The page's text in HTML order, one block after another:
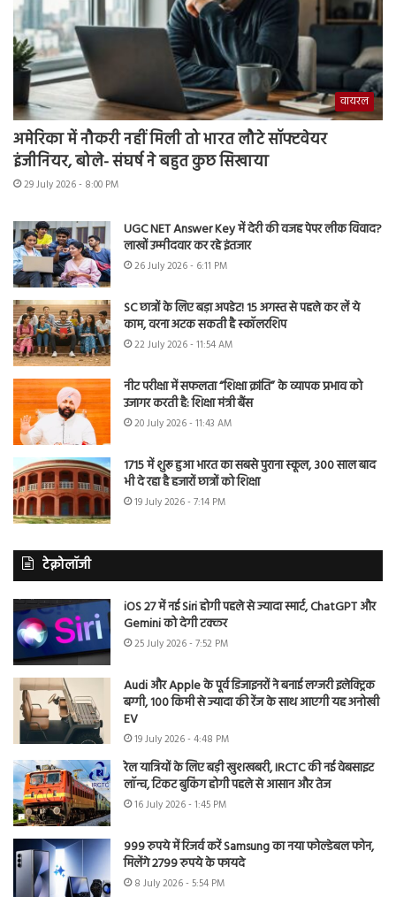
वायरल
अमेरिका में नौकरी नहीं मिली तो भारत लौटे सॉफ्टवेयर
इंजीनियर, बोले- संघर्ष ने बहुत कुछ सिखाया
29 July 2026 - 8:00 PM
UGC NET Answer Key में देरी की वजह पेपर लीक विवाद?
लाखों उम्मीदवार कर रहे इंतजार
26 July 2026 - 6:11 PM
SC छात्रों के लिए बड़ा अपडेट! 15 अगस्त से पहले कर लें ये
काम, वरना अटक सकती है स्कॉलरशिप
22 July 2026 - 11:54 AM
नीट परीक्षा में सफलता “शिक्षा क्रांति” के व्यापक प्रभाव को
उजागर करती है: शिक्षा मंत्री बैंस
20 July 2026 - 11:43 AM
1715 में शुरू हुआ भारत का सबसे पुराना स्कूल, 300 साल बाद
भी दे रहा है हजारों छात्रों को शिक्षा
19 July 2026 - 7:14 PM
टेक्नोलॉजी
iOS 27 में नई Siri होगी पहले से ज्यादा स्मार्ट, ChatGPT और
Gemini को देगी टक्कर
25 July 2026 - 7:52 PM
Audi और Apple के पूर्व डिजाइनरों ने बनाई लग्जरी इलेक्ट्रिक
बग्गी, 100 किमी से ज्यादा की रेंज के साथ आएगी यह अनोखी
EV
19 July 2026 - 4:48 PM
रेल यात्रियों के लिए बड़ी खुशखबरी, IRCTC की नई वेबसाइट
लॉन्च, टिकट बुकिंग होगी पहले से आसान और तेज
16 July 2026 - 1:45 PM
999 रुपये में रिजर्व करें Samsung का नया फोल्डेबल फोन,
मिलेंगे 2799 रुपये के फायदे
8 July 2026 - 5:54 PM